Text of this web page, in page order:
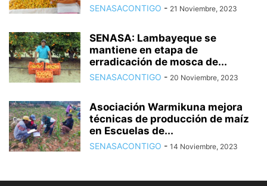
SENASACONTIGO - 21 Noviembre, 2023
SENASA: Lambayeque se
mantiene en etapa de
erradicación de mosca de...
SENASACONTIGO - 20 Noviembre, 2023
Asociación Warmikuna mejora
técnicas de producción de maíz
en Escuelas de...
SENASACONTIGO - 14 Noviembre, 2023